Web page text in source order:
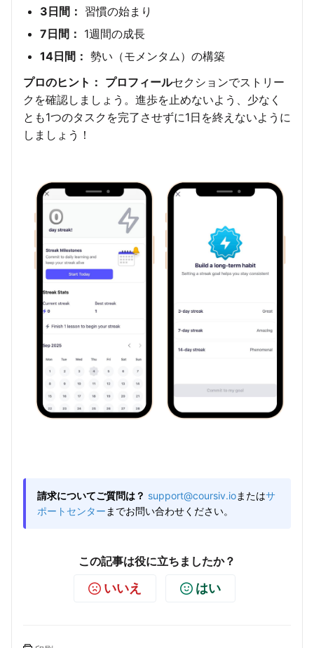
3日間： 習慣の始まり
7日間： 1週間の成長
14日間： 勢い（モメンタム）の構築
プロのヒント： プロフィールセクションでストリー
クを確認しましょう。進歩を止めないよう、少なく
とも1つのタスクを完了させずに1日を終えないように
しましょう！
請求についてご質問は？ support@coursiv.ioまたはサ
ポートセンター までお問い合わせください。
この記事は役に立ちましたか？
いいえ はい